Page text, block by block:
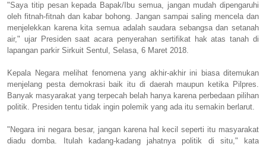
"Saya titip pesan kepada Bapak/Ibu semua, jangan mudah dipengaruhi
oleh fitnah-fitnah dan kabar bohong. Jangan sampai saling mencela dan
menjelekkan karena kita semua adalah saudara sebangsa dan setanah
air," ujar Presiden saat acara penyerahan sertifikat hak atas tanah di
lapangan parkir Sirkuit Sentul, Selasa, 6 Maret 2018.
Kepala Negara melihat fenomena yang akhir-akhir ini biasa ditemukan
menjelang pesta demokrasi baik itu di daerah maupun ketika Pilpres.
Banyak masyarakat yang terpecah belah hanya karena perbedaan pilihan
politik. Presiden tentu tidak ingin polemik yang ada itu semakin berlarut.
"Negara ini negara besar, jangan karena hal kecil seperti itu masyarakat
diadu domba. Itulah kadang-kadang jahatnya politik di situ," kata